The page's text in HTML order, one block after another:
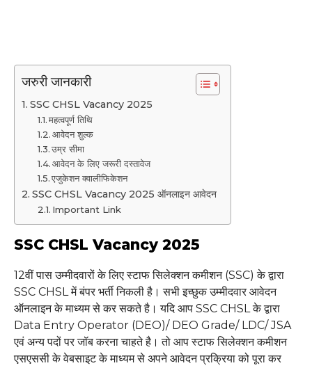
जरुरी जानकारी
SSC CHSL Vacancy 2025
महत्वपूर्ण तिथि
आवेदन शुल्क
उम्र सीमा
आवेदन के लिए जरूरी दस्तावेज
एजुकेशन क्वालीफिकेशन
SSC CHSL Vacancy 2025 ऑनलाइन आवेदन
Important Link
SSC CHSL Vacancy 2025
12वीं पास उम्मीदवारों के लिए स्टाफ सिलेक्शन कमीशन (SSC) के द्वारा
SSC CHSL में बंपर भर्ती निकली है। सभी इच्छुक उम्मीदवार आवेदन
ऑनलाइन के माध्यम से कर सकते है। यदि आप SSC CHSL के द्वारा
Data Entry Operator (DEO)/ DEO Grade/ LDC/ JSA
एवं अन्य पदों पर जॉब करना चाहते है। तो आप स्टाफ सिलेक्शन कमीशन
एसएससी के वेबसाइट के माध्यम से अपने आवेदन प्रक्रिया को पूरा कर